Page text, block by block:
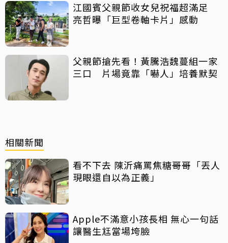
江國賓父親節收女兒祝福超滿足
亮哲曝「巨型卷軸卡片」感動
父親節搶先看！黃騰浩魏蔓組一家
三口 片場竟靠「嚇人」培養默契
相關新聞
看不下去 陳沂痛罵焦糖哥哥「丟人
現眼還自以為正義」
Apple不滿意小孩長相 無心一句話
讓醫生尪當場垮臉